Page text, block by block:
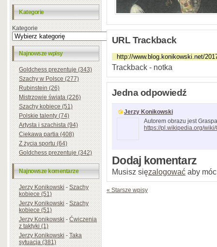
Kategorie
Kategorie
Najnowsze wpisy
Goldchess prezentuje (343)
Szachy w Polsce (277)
Rubinstein (26)
Mistrzowie świata (226)
Szachy kobiece (51)
Polskie talenty (74)
Artysta i szachista (94)
Ciekawa partia (408)
Z życia sportu (64)
Goldchess prezentuje (342)
Najnowsze komentarze
Jerzy Konikowski-Szachy
kobiece (51)
Jerzy Konikowski-Szachy
kobiece (51)
Jerzy Konikowski-Ćwiczenia
z taktyki (1)
Jerzy Konikowski-Taka
sytuacja (381)
URL Trackback
Trackback - notka
Jedna odpowiedź
Jerzy Konikowski
Autorem obrazu jest
https://pl.wikipedia.org/
Dodaj komentarz
Musisz sięzalogować aby
« Starsze wpisy